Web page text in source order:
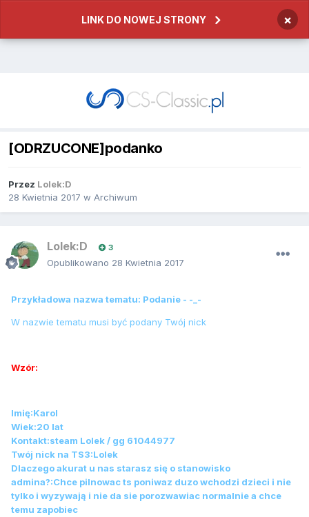
LINK DO NOWEJ STRONY ×
[ODRZUCONE]podanko
Przez Lolek:D
28 Kwietnia 2017 w Archiwum
Lolek:D 3
Opublikowano 28 Kwietnia 2017
Przykładowa nazwa tematu: Podanie - -_-
W nazwie tematu musi być podany Twój nick
Wzór:
Imię:Karol
Wiek:20 lat
Kontakt:steam Lolek / gg 61044977
Twój nick na TS3:Lolek
Dlaczego akurat u nas starasz się o stanowisko
admina?:Chce pilnowac ts poniwaz duzo wchodzi dzieci i nie
tylko i wyzywają i nie da sie porozwawiac normalnie a chce
temu zapobiec